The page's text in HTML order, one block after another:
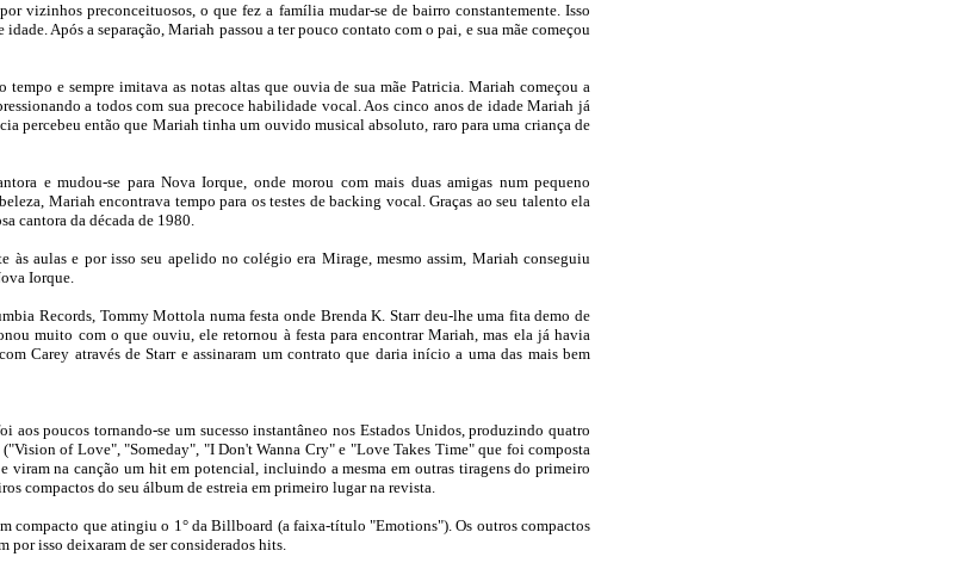
vizinhos preconceituosos, o que fez a família mudar-se de bairro constantemente. Isso
Após a separação, Mariah passou a ter pouco contato com o pai, e sua mãe começou
e sempre imitava as notas altas que ouvia de sua mãe Patricia. Mariah começou a
a todos com sua precoce habilidade vocal. Aos cinco anos de idade Mariah já
percebeu então que Mariah tinha um ouvido musical absoluto, raro para uma criança de
e mudou-se para Nova Iorque, onde morou com mais duas amigas num pequeno
Mariah encontrava tempo para os testes de backing vocal. Graças ao seu talento ela
cantora da década de 1980.
às aulas e por isso seu apelido no colégio era Mirage, mesmo assim, Mariah conseguiu
Iorque.
Records, Tommy Mottola numa festa onde Brenda K. Starr deu-lhe uma fita demo de
muito com o que ouviu, ele retornou à festa para encontrar Mariah, mas ela já havia
Carey através de Starr e assinaram um contrato que daria início a uma das mais bem
poucos tornando-se um sucesso instantâneo nos Estados Unidos, produzindo quatro
of Love", "Someday", "I Don't Wanna Cry" e "Love Takes Time" que foi composta
viram na canção um hit em potencial, incluindo a mesma em outras tiragens do primeiro
compactos do seu álbum de estreia em primeiro lugar na revista.
compacto que atingiu o 1° da Billboard (a faixa-título "Emotions"). Os outros compactos
por isso deixaram de ser considerados hits.